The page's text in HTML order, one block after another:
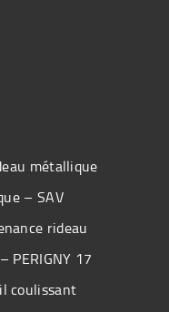
métallique
– SAV
rideau
PERIGNY 17
coulissant